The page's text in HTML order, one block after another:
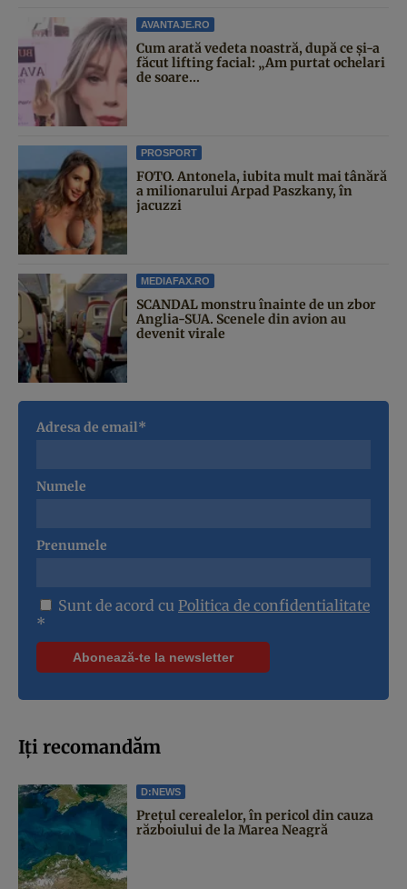
AVANTAJE.RO
Cum arată vedeta noastră, după ce și-a
făcut lifting facial: „Am purtat ochelari
de soare...
PROSPORT
FOTO. Antonela, iubita mult mai tânără
a milionarului Arpad Paszkany, în
jacuzzi
MEDIAFAX.RO
SCANDAL monstru înainte de un zbor
Anglia-SUA. Scenele din avion au
devenit virale
Adresa de email*
Numele
Prenumele
Sunt de acord cu Politica de confidentialitate
*
Iți recomandăm
D:NEWS
Prețul cerealelor, în pericol din cauza
războiului de la Marea Neagră